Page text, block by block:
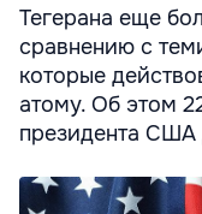
Тегерана еще
сравнению с
которые
атому. Об этом
президента